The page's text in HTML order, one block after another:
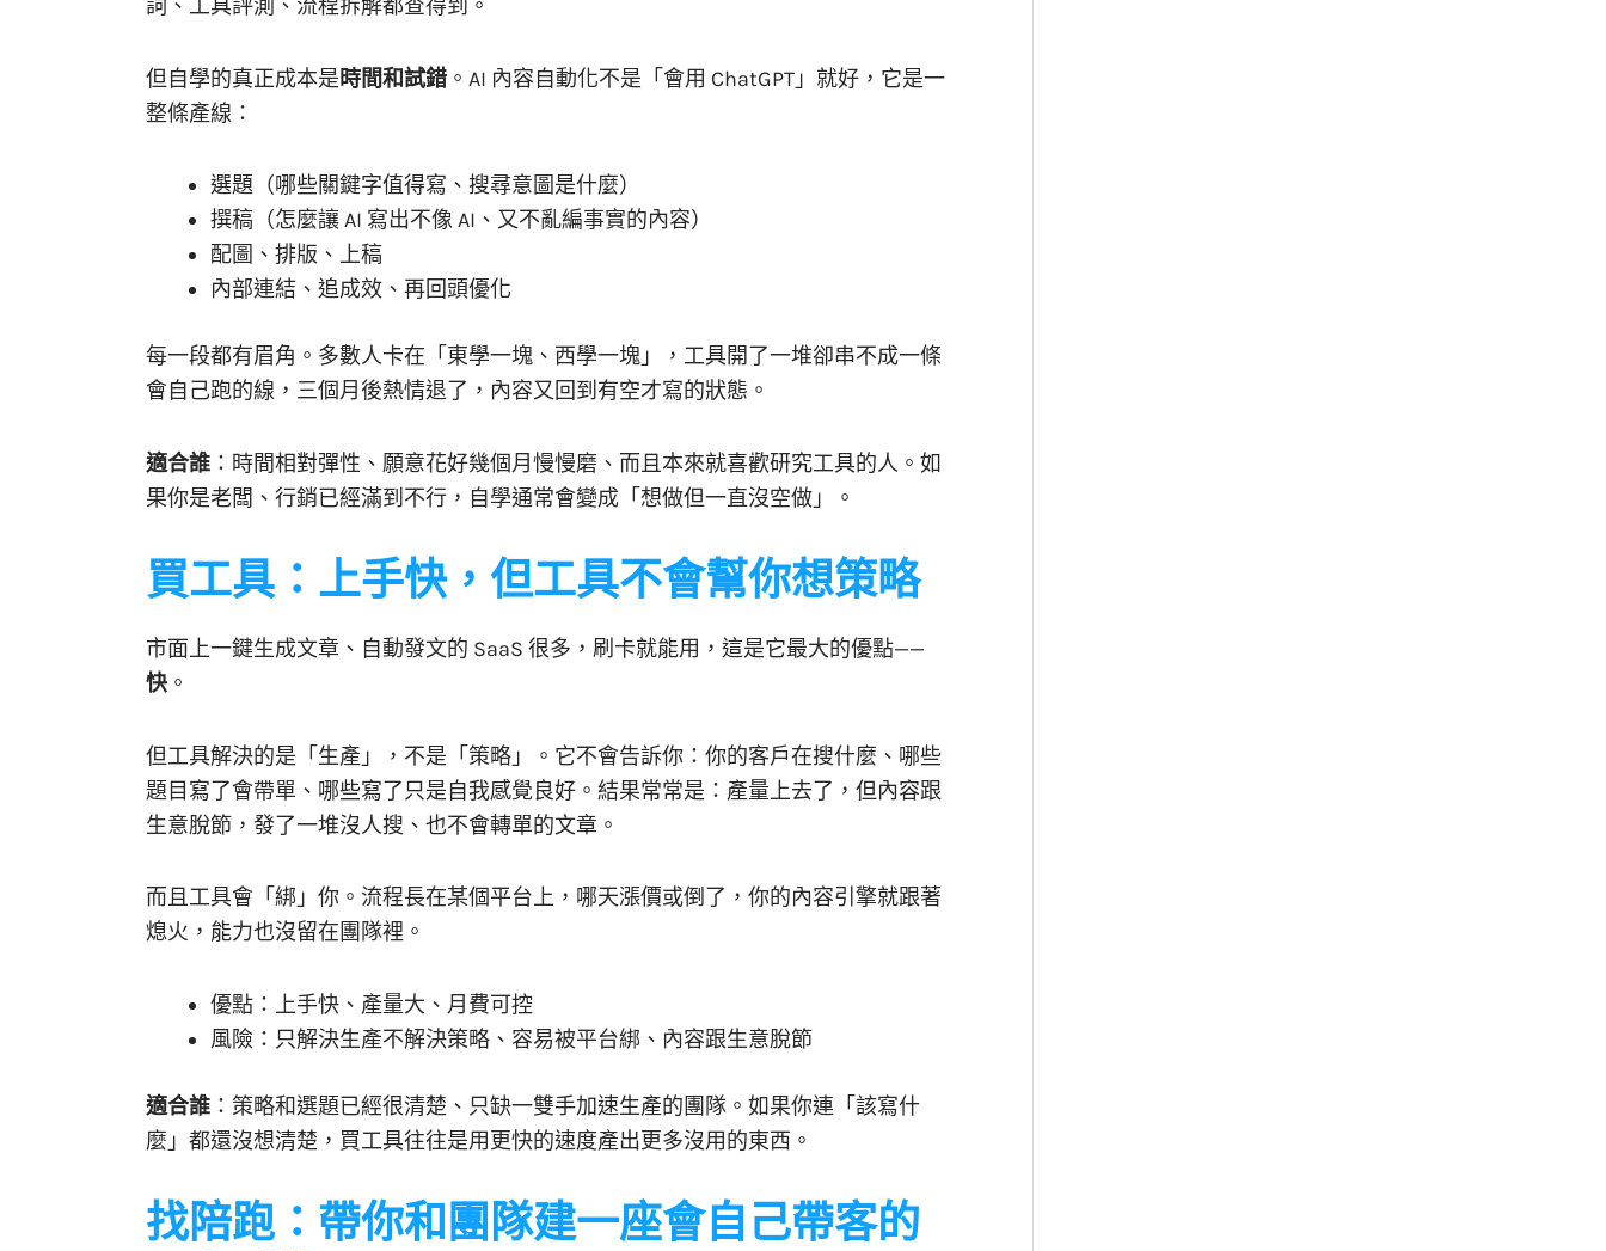
詞、工具評測、流程拆解都查得到。
但自學的真正成本是時間和試錯 。AI 內容自動化不是「會用 ChatGPT」就好，它是一
整條產線：
選題（哪些關鍵字值得寫、搜尋意圖是什麼）
撰稿（怎麼讓 AI 寫出不像 AI、又不亂編事實的內容）
配圖、排版、上稿
內部連結、追成效、再回頭優化
每一段都有眉角。多數人卡在「東學一塊、西學一塊」，工具開了一堆卻串不成一條
會自己跑的線，三個月後熱情退了，內容又回到有空才寫的狀態。
適合誰 ：時間相對彈性、願意花好幾個月慢慢磨、而且本來就喜歡研究工具的人。如
果你是老闆、行銷已經滿到不行，自學通常會變成「想做但一直沒空做」。
買工具：上手快，但工具不會幫你想策略
市面上一鍵生成文章、自動發文的 SaaS 很多，刷卡就能用，這是它最大的優點——
快。
但工具解決的是「生產」，不是「策略」。它不會告訴你：你的客戶在搜什麼、哪些
題目寫了會帶單、哪些寫了只是自我感覺良好。結果常常是：產量上去了，但內容跟
生意脫節，發了一堆沒人搜、也不會轉單的文章。
而且工具會「綁」你。流程長在某個平台上，哪天漲價或倒了，你的內容引擎就跟著
熄火，能力也沒留在團隊裡。
優點：上手快、產量大、月費可控
風險：只解決生產不解決策略、容易被平台綁、內容跟生意脫節
適合誰 ：策略和選題已經很清楚、只缺一雙手加速生產的團隊。如果你連「該寫什
麼」都還沒想清楚，買工具往往是用更快的速度產出更多沒用的東西。
找陪跑：帶你和團隊建一座會自己帶客的